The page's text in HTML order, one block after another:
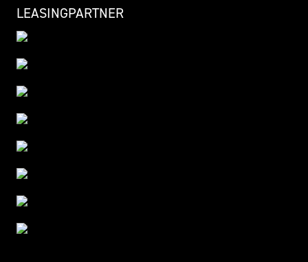
LEASINGPARTNER